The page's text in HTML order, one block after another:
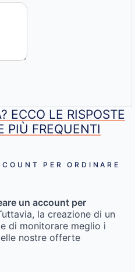
ECCO LE RISPOSTE
PIÙ FREQUENTI
PER ORDINARE
un account per
la creazione di un
di monitorare meglio i
nostre offerte